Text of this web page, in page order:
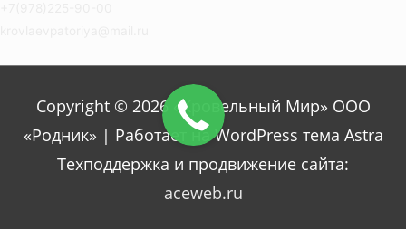
Copyright © 2026 «Кровельный Мир» ООО
«Родник» | Работает на WordPress тема Astra
Техподдержка и продвижение сайта:
aceweb.ru